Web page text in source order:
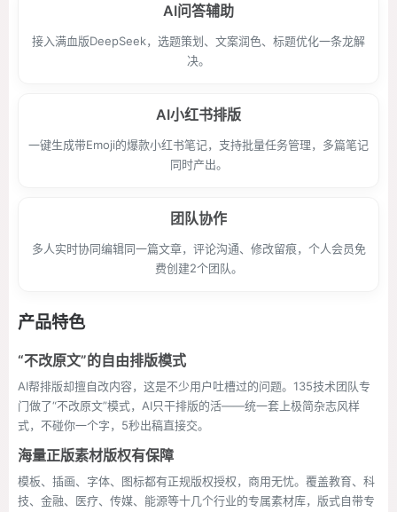
AI问答辅助
接入满血版DeepSeek，选题策划、文案润色、标题优化一条龙解
决。
AI小红书排版
一键生成带Emoji的爆款小红书笔记，支持批量任务管理，多篇笔记
同时产出。
团队协作
多人实时协同编辑同一篇文章，评论沟通、修改留痕，个人会员免
费创建2个团队。
产品特色
“不改原文”的自由排版模式
AI帮排版却擅自改内容，这是不少用户吐槽过的问题。135技术团队专
门做了“不改原文”模式，AI只干排版的活——统一套上极简杂志风样
式，不碰你一个字，5秒出稿直接交。
海量正版素材版权有保障
模板、插画、字体、图标都有正规版权授权，商用无忧。覆盖教育、科
技、金融、医疗、传媒、能源等十几个行业的专属素材库，版式自带专